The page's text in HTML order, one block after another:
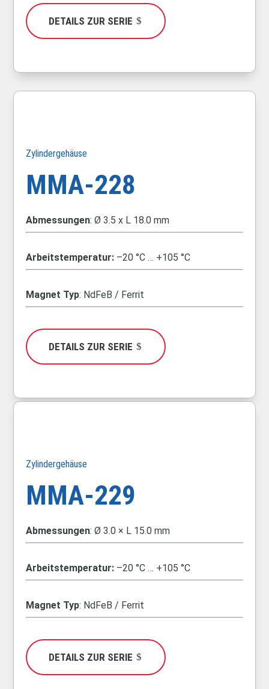
DETAILS ZUR SERIE
Zylindergehäuse
MMA-228
Abmessungen: Ø 3.5 x L 18.0 mm
Arbeitstemperatur: –20 °C … +105 °C
Magnet Typ: NdFeB / Ferrit
DETAILS ZUR SERIE
Zylindergehäuse
MMA-229
Abmessungen: Ø 3.0 × L 15.0 mm
Arbeitstemperatur: –20 °C … +105 °C
Magnet Typ: NdFeB / Ferrit
DETAILS ZUR SERIE